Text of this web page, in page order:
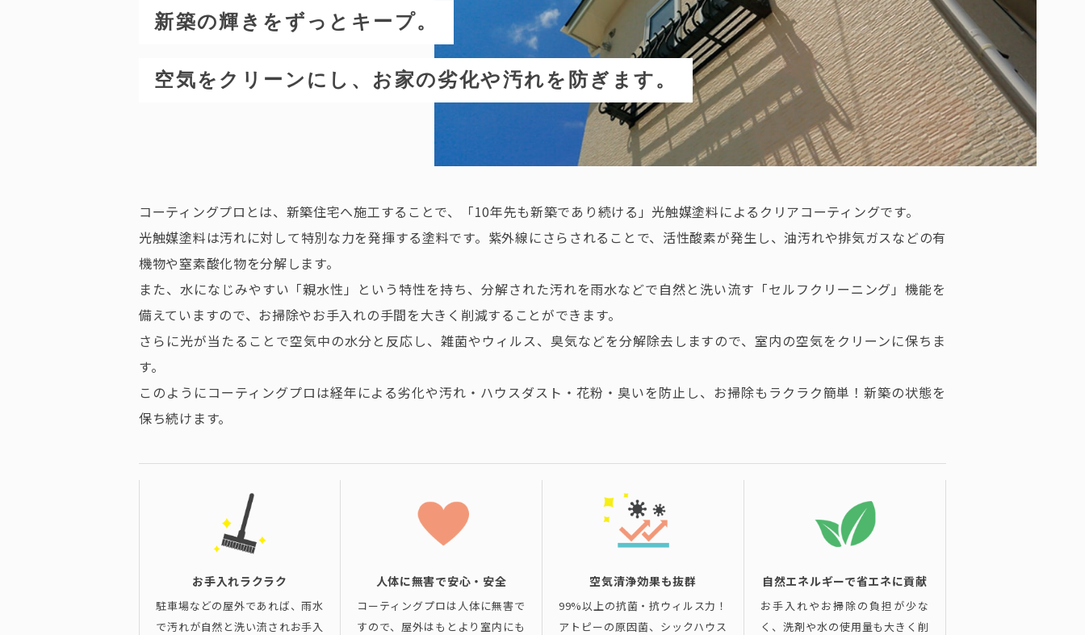
新築の輝きをずっとキープ。
空気をクリーンにし、お家の劣化や汚れを防ぎます。
コーティングプロとは、新築住宅へ施工することで、「10年先も新築であり続ける」光触媒塗料によるクリアコーティングです。
光触媒塗料は汚れに対して特別な力を発揮する塗料です。紫外線にさらされることで、活性酸素が発生し、油汚れや排気ガスなどの有
機物や窒素酸化物を分解します。
また、水になじみやすい「親水性」という特性を持ち、分解された汚れを雨水などで自然と洗い流す「セルフクリーニング」機能を
備えていますので、お掃除やお手入れの手間を大きく削減することができます。
さらに光が当たることで空気中の水分と反応し、雑菌やウィルス、臭気などを分解除去しますので、室内の空気をクリーンに保ちま
す。
このようにコーティングプロは経年による劣化や汚れ・ハウスダスト・花粉・臭いを防止し、お掃除もラクラク簡単！新築の状態を
保ち続けます。
お手入れラクラク
駐車場などの屋外であれば、雨水
で汚れが自然と洗い流されお手入
人体に無害で安心・安全
コーティングプロは人体に無害で
すので、屋外はもとより室内にも
空気清浄効果も抜群
99%以上の抗菌・抗ウィルス力！
アトピーの原因菌、シックハウス
自然エネルギーで省エネに貢献
お手入れやお掃除の負担が少な
く、洗剤や水の使用量も大きく削